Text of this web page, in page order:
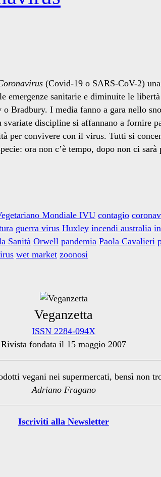
(Covid-19 o SARS-CoV-2)
emergenze sanitarie e diminuite le
I media fanno a gara nello
discipline si affannano a fornire
per convivere con il virus. Tutti si
ora non c’è tempo, dopo non ci
Mondiale IVU contagio
guerra virus Huxley incendi australia
Sanità Orwell pandemia Paola Cavalieri
wet market zoonosi
Veganzetta
ISSN 2284-094X
Rivista fondata il 15 maggio 2007
vegani nei supermercati, bensì non
Adriano Fragano
Iscriviti alla Newsletter